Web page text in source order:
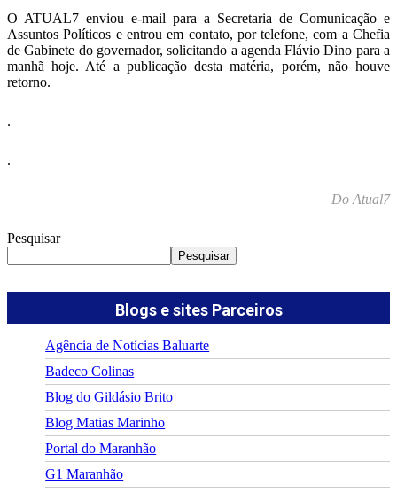
O ATUAL7 enviou e-mail para a Secretaria de Comunicação e
Assuntos Políticos e entrou em contato, por telefone, com a Chefia
de Gabinete do governador, solicitando a agenda Flávio Dino para a
manhã hoje. Até a publicação desta matéria, porém, não houve
retorno.
.
.
Do Atual7
Pesquisar
Pesquisar
Blogs e sites Parceiros
Agência de Notícias Baluarte
Badeco Colinas
Blog do Gildásio Brito
Blog Matias Marinho
Portal do Maranhão
G1 Maranhão